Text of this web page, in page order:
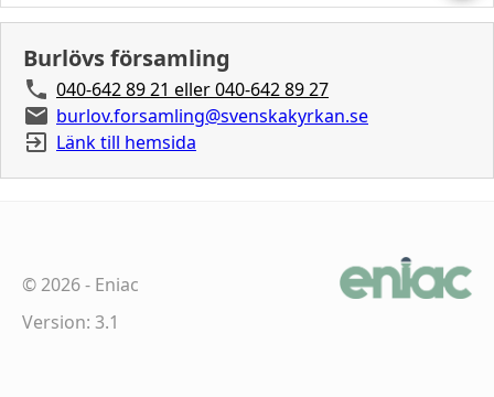
Burlövs församling
040-642 89 21 eller 040-642 89 27
burlov.forsamling@svenskakyrkan.se
Länk till hemsida
©2026- Eniac
Version: 3.1